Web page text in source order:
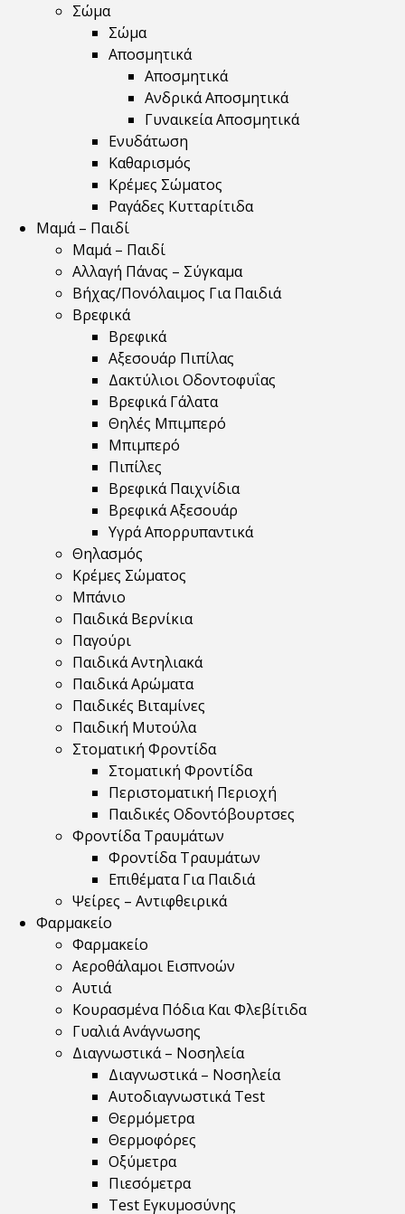
Σώμα
Σώμα
Αποσμητικά
Αποσμητικά
Ανδρικά Αποσμητικά
Γυναικεία Αποσμητικά
Ενυδάτωση
Καθαρισμός
Κρέμες Σώματος
Ραγάδες Κυτταρίτιδα
Μαμά – Παιδί
Μαμά – Παιδί
Αλλαγή Πάνας – Σύγκαμα
Βήχας/Πονόλαιμος Για Παιδιά
Βρεφικά
Βρεφικά
Αξεσουάρ Πιπίλας
Δακτύλιοι Οδοντοφυΐας
Βρεφικά Γάλατα
Θηλές Μπιμπερό
Μπιμπερό
Πιπίλες
Βρεφικά Παιχνίδια
Βρεφικά Αξεσουάρ
Υγρά Απορρυπαντικά
Θηλασμός
Κρέμες Σώματος
Μπάνιο
Παιδικά Βερνίκια
Παγούρι
Παιδικά Αντηλιακά
Παιδικά Αρώματα
Παιδικές Βιταμίνες
Παιδική Μυτούλα
Στοματική Φροντίδα
Στοματική Φροντίδα
Περιστοματική Περιοχή
Παιδικές Οδοντόβουρτσες
Φροντίδα Τραυμάτων
Φροντίδα Τραυμάτων
Επιθέματα Για Παιδιά
Ψείρες – Αντιφθειρικά
Φαρμακείο
Φαρμακείο
Αεροθάλαμοι Εισπνοών
Αυτιά
Κουρασμένα Πόδια Και Φλεβίτιδα
Γυαλιά Ανάγνωσης
Διαγνωστικά – Νοσηλεία
Διαγνωστικά – Νοσηλεία
Αυτοδιαγνωστικά Test
Θερμόμετρα
Θερμοφόρες
Οξύμετρα
Πιεσόμετρα
Test Εγκυμοσύνης